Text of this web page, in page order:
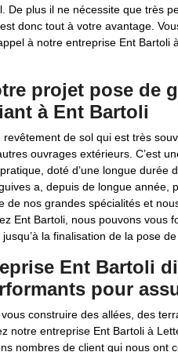
De plus il ne nécessite que très
donc tout à votre avantage.
à notre entreprise Ent
projet pose de
à Ent Bartoli
de sol qui est très
ouvrages extérieurs. C’est
doté d’une longue durée
a, depuis de longue année,
de nos grandes spécialités et
Ent Bartoli, nous pouvons vous
la finalisation de la pose de
Ent Bartoli
pour
construire des allées, des
notre entreprise Ent Bartoli à
nombres de client qui nous ont